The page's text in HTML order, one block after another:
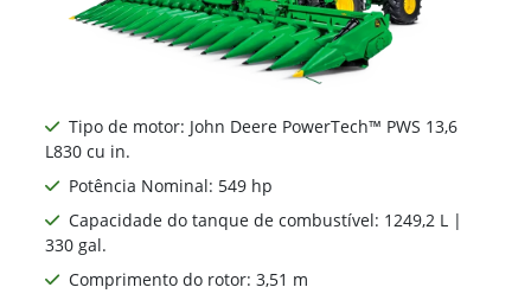
Tipo de motor: John Deere PowerTech™ PWS 13,6
L830 cu in.
Potência Nominal: 549 hp
Capacidade do tanque de combustível: 1249,2 L |
330 gal.
Comprimento do rotor: 3,51 m